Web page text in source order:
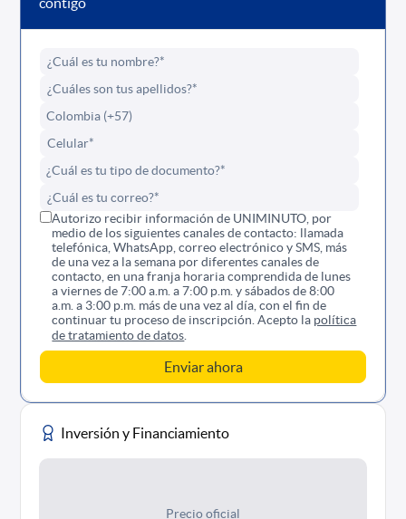
Autorizo recibir información de UNIMINUTO, por
medio de los siguientes canales de contacto: llamada
telefónica, WhatsApp, correo electrónico y SMS, más
de una vez a la semana por diferentes canales de
contacto, en una franja horaria comprendida de lunes
a viernes de 7:00 a.m. a 7:00 p.m. y sábados de 8:00
a.m. a 3:00 p.m. más de una vez al día, con el fin de
continuar tu proceso de inscripción. Acepto la política
de tratamiento de datos
Inversión y Financiamiento
Precio oficial